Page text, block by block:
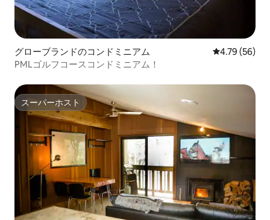
グローブランドのコンドミニアム レビュー56
4.79 (56)
PMLゴルフコースコンドミニアム！
スーパーホスト
スーパーホスト